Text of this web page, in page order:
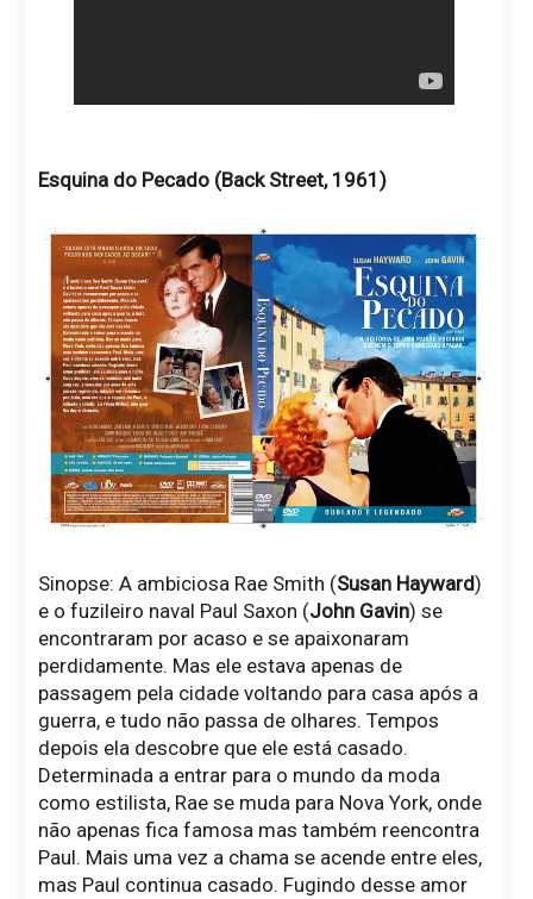
Esquina do Pecado (Back Street, 1961)
Sinopse: A ambiciosa Rae Smith (Susan Hayward)
e o fuzileiro naval Paul Saxon (John Gavin) se
encontraram por acaso e se apaixonaram
perdidamente. Mas ele estava apenas de
passagem pela cidade voltando para casa após a
guerra, e tudo não passa de olhares. Tempos
depois ela descobre que ele está casado.
Determinada a entrar para o mundo da moda
como estilista, Rae se muda para Nova York, onde
não apenas fica famosa mas também reencontra
Paul. Mais uma vez a chama se acende entre eles,
mas Paul continua casado. Fugindo desse amor